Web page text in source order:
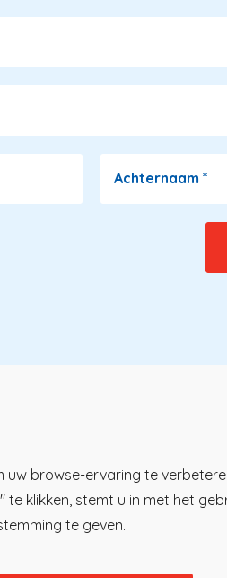
Achternaam *
browse-ervaring te
klikken, stemt u in met het
te geven.
Over KP
Nieuws en praktijk